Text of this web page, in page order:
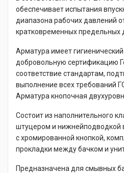
обеспечивает испытания
диапазона рабочих давлений
кратковременных предельных
Арматура имеет
добровольную сертификацию
соответствие стандартам,
выполнение всех требований
Арматура кнопочная
Состоит из наполнительного
штуцером и нижнейподводкой
с хромированной кнопкой,
прокладки между бачком и
Предназначена для смывных